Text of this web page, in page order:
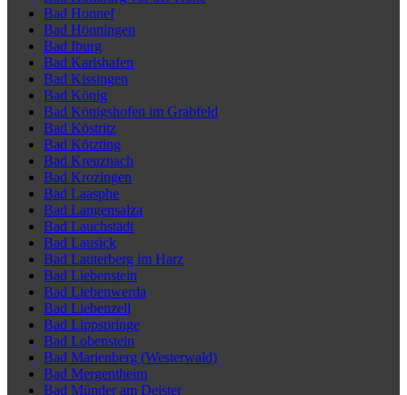
Bad Honnef
Bad Hönningen
Bad Iburg
Bad Karlshafen
Bad Kissingen
Bad König
Bad Königshofen im Grabfeld
Bad Köstritz
Bad Kötzting
Bad Kreuznach
Bad Krozingen
Bad Laasphe
Bad Langensalza
Bad Lauchstädt
Bad Lausick
Bad Lauterberg im Harz
Bad Liebenstein
Bad Liebenwerda
Bad Liebenzell
Bad Lippspringe
Bad Lobenstein
Bad Marienberg (Westerwald)
Bad Mergentheim
Bad Münder am Deister